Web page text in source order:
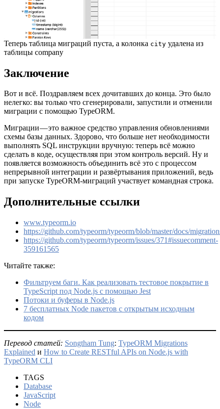
Теперь таблица миграций пуста, а колонка city удалена из
таблицы company
Заключение
Вот и всё. Поздравляем всех дочитавших до конца. Это было
нелегко: вы только что сгенерировали, запустили и отменили
миграции с помощью TypeORM.
Миграции — это важное средство управления обновлениями
схемы базы данных. Здорово, что больше нет необходимости
выполнять SQL инструкции вручную: теперь всё можно
сделать в коде, осуществляя при этом контроль версий. Ну и
появляется возможность объединить всё это с процессом
непрерывной интеграции и развёртывания приложений, ведь
при запуске TypeORM-миграций участвует командная строка.
Дополнительные ссылки
www.typeorm.io
https://github.com/typeorm/typeorm/blob/master/docs/
https://github.com/typeorm/typeorm/issues/371#issuecomment-
359161565
Читайте также:
Фильтруем баги. Как реализовать тестовое покрытие в
TypeScript под Node.js с помощью Jest
Потоки и буферы в Node.js
7 бесплатных Node пакетов с открытым исходным
кодом
Перевод статей: Songtham Tung: TypeORM Migrations
Explained и How to Create RESTful APIs on Node.js with
TypeORM CLI
TAGS
Database
JavaScript
Node